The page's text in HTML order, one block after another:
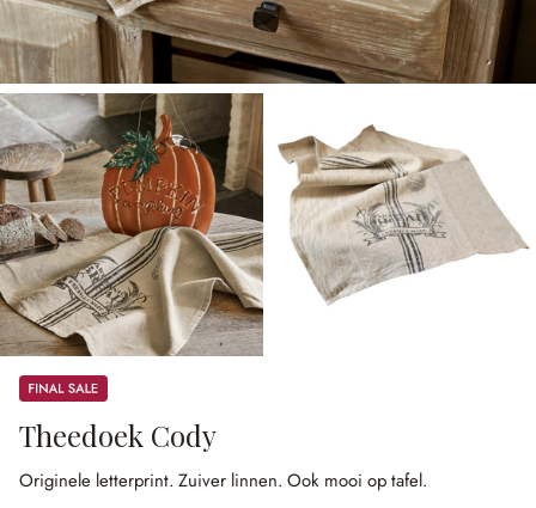
Sale
Theedoek Cody
Originele letterprint. Zuiver linnen. Ook mooi op tafel.